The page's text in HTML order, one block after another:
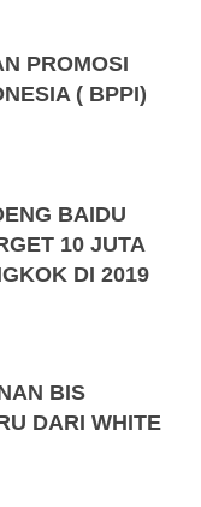
PROMOSI
( BPPI)
BAIDU
10 JUTA
DI 2019
BIS
DARI WHITE